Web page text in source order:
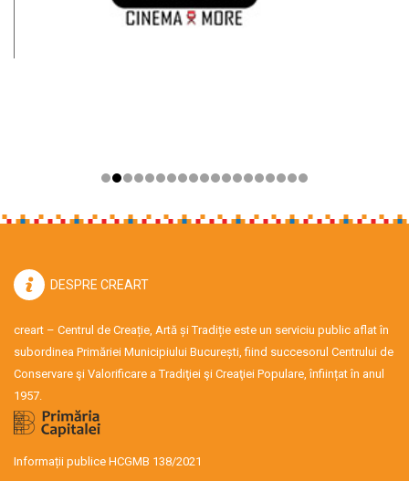
DESPRE CREART
creart – Centrul de Creație, Artă și Tradiție este un serviciu public aflat în
subordinea Primăriei Municipiului București, fiind succesorul Centrului de
Conservare şi Valorificare a Tradiţiei şi Creaţiei Populare, înființat în anul
1957.
Informații publice HCGMB 138/2021